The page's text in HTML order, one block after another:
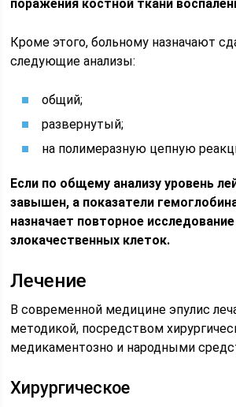
поражения костной ткани
Кроме этого, больному назначают
следующие анализы:
общий;
развернутый;
на полимеразную цепную
Если по общему анализу уровень
завышен, а показатели
назначает повторное
злокачественных клеток.
Лечение
В современной медицине эпулис
методикой, посредством
медикаментозно и народными
Хирургическое